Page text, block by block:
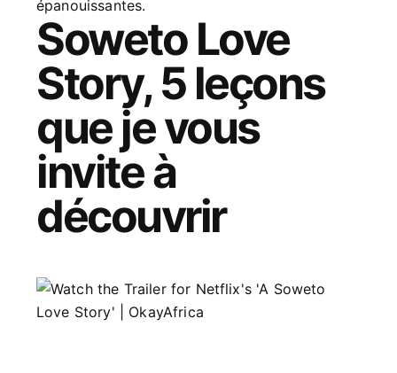
épanouissantes.
Soweto Love
Story, 5 leçons
que je vous
invite à
découvrir